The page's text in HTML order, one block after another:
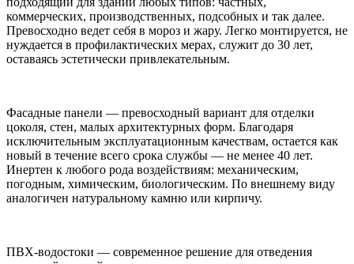
коммерческих, производственных, подсобных и так далее.
Превосходно ведет себя в мороз и жару. Легко монтируется, не
нуждается в профилактических мерах, служит до 30 лет,
оставаясь эстетически привлекательным.
Фасадные панели — превосходный вариант для отделки
цоколя, стен, малых архитектурных форм. Благодаря
исключительным эксплуатационным качествам, остается как
новый в течение всего срока службы — не менее 40 лет.
Инертен к любого рода воздействиям: механическим,
погодным, химическим, биологическим. По внешнему виду
аналогичен натуральному камню или кирпичу.
ПВХ-водостоки — современное решение для отведения